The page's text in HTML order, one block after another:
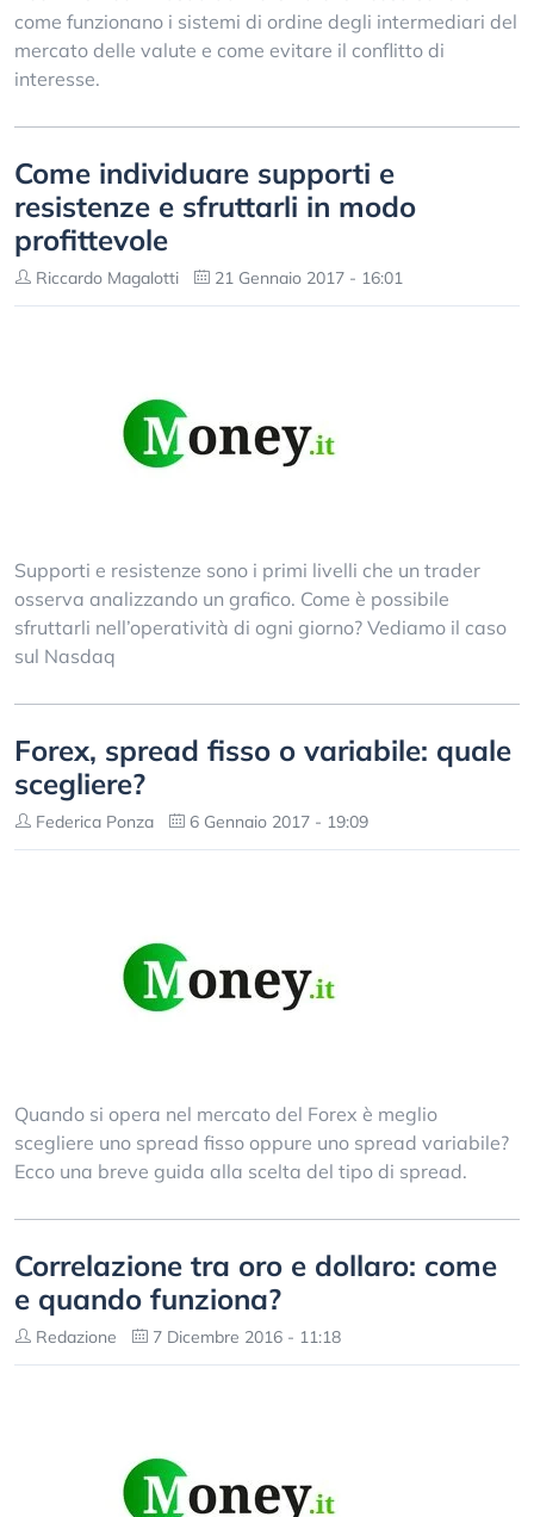
come funzionano i sistemi di ordine degli intermediari del
mercato delle valute e come evitare il conflitto di
interesse.
Come individuare supporti e
resistenze e sfruttarli in modo
profittevole
Riccardo Magalotti 21 Gennaio 2017 - 16:01
Supporti e resistenze sono i primi livelli che un trader
osserva analizzando un grafico. Come è possibile
sfruttarli nell’operatività di ogni giorno? Vediamo il caso
sul Nasdaq
Forex, spread fisso o variabile: quale
scegliere?
Federica Ponza 6 Gennaio 2017 - 19:09
Quando si opera nel mercato del Forex è meglio
scegliere uno spread fisso oppure uno spread variabile?
Ecco una breve guida alla scelta del tipo di spread.
Correlazione tra oro e dollaro: come
e quando funziona?
Redazione 7 Dicembre 2016 - 11:18